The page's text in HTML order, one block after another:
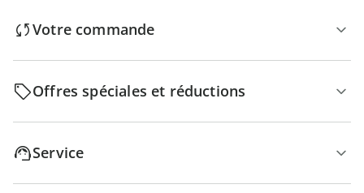
Votre commande
Offres spéciales et réductions
Service